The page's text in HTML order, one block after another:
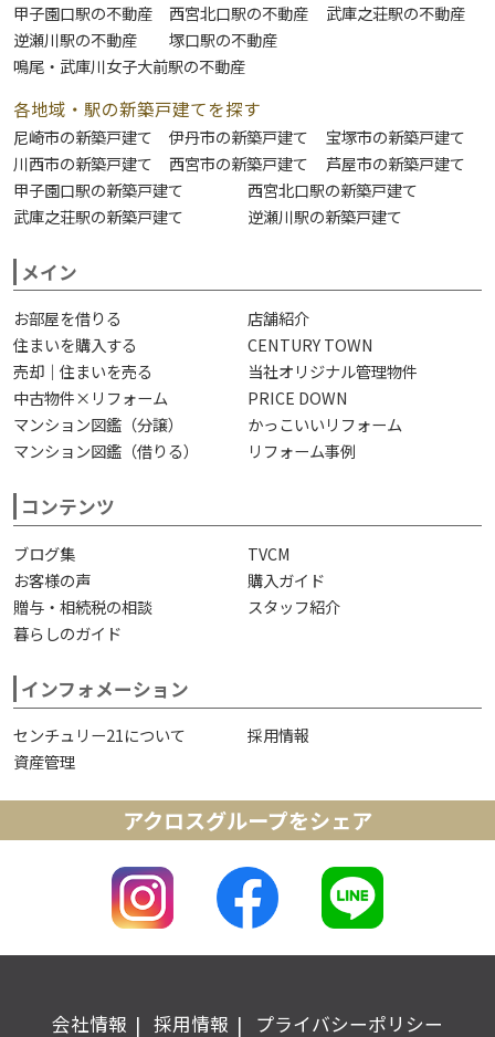
甲子園口駅の不動産 西宮北口駅の不動産
武庫之荘駅の不動産
逆瀬川駅の不動産
塚口駅の不動産
鳴尾・武庫川女子大前駅の不動産
各地域・駅の新築戸建てを探す
尼崎市の新築戸建て 伊丹市の新築戸建て
宝塚市の新築戸建て
川西市の新築戸建て
西宮市の新築戸建て
芦屋市の新築戸建て
甲子園口駅の新築戸建て
西宮北口駅の新築戸建て
武庫之荘駅の新築戸建て
逆瀬川駅の新築戸建て
メイン
お部屋を借りる
店舗紹介
住まいを購入する
CENTURY TOWN
売却｜住まいを売る
当社オリジナル管理物件
中古物件×リフォーム
PRICE DOWN
マンション図鑑（分譲）
かっこいいリフォーム
マンション図鑑（借りる）
リフォーム事例
コンテンツ
ブログ集
TVCM
お客様の声
購入ガイド
贈与・相続税の相談
スタッフ紹介
暮らしのガイド
インフォメーション
センチュリー21について
採用情報
資産管理
アクロスグループをシェア
会社情報 採用情報 プライバシーポリシー